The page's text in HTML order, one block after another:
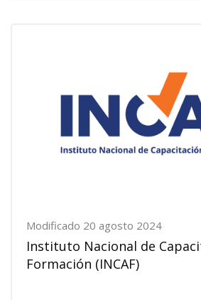
Modificado 20 agosto 2024
Instituto Nacional de
Formación (INCAF)